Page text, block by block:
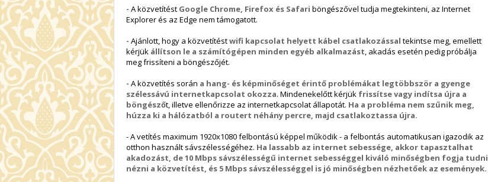
- A közvetítést Google Chrome, Firefox és Safari böngészővel tudja megtekinteni, az Internet
Explorer és az Edge nem támogatott.
- Ajánlott, hogy a közvetítéstwifi kapcsolat helyett kábel csatlakozással tekintse meg, emellett
kérjük állítson le a számítógépen minden egyéb alkalmazást, akadás esetén pedig próbálja
meg frissíteni a böngészőjét.
- A közvetítés során a hang- és képminőséget érintő problémákat legtöbbször a gyenge
szélessávú internetkapcsolat okozza. Mindenekelőtt kérjük frissítse vagy indítsa újra a
böngészőt, illetve ellenőrizze az internetkapcsolat állapotát. Ha a probléma nem szűnik meg,
húzza ki a hálózatból a routert néhány percre, majd csatlakoztassa újra.
- A vetítés maximum 1920x1080 felbontású képpel működik - a felbontás automatikusan igazodik az
otthon használt sávszélességéhez. Ha lassabb az internet sebessége, akkor tapasztalhat
akadozást, de 10 Mbps sávszélességű internet sebességgel kiváló minőségben fogja tudni
nézni a közvetítést, és 5 Mbps sávszélességgel is jó minőségben nézhetőek az események.